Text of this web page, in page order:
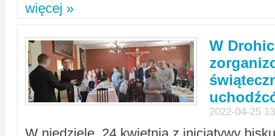
więcej »
W
2022-04-25